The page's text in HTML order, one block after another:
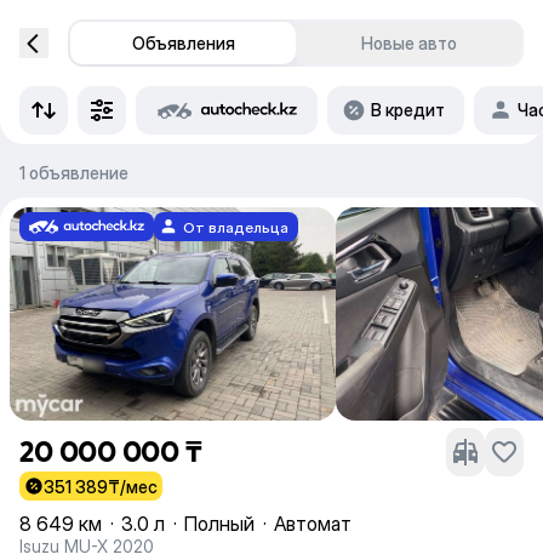
Объявления Новые авто
В кредит
1 объявление
От владельца
20 000 000 ₸
351 389₸/мес
8 649 км · 3.0 л · Полный · Автомат
Isuzu MU-X 2020